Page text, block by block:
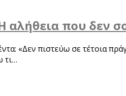
που δεν
«Δεν πιστεύω σε τέτοια
τι…